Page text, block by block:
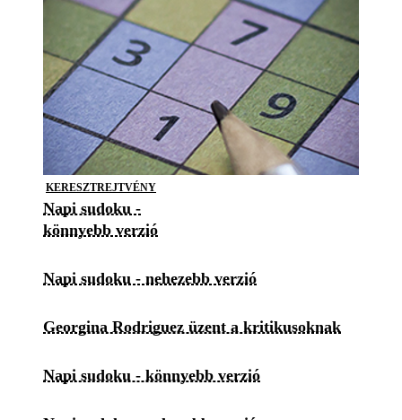
KERESZTREJTVÉNY
Napi sudoku -
könnyebb verzió
Napi sudoku - nehezebb verzió
Georgina Rodriguez üzent a kritikusoknak
Napi sudoku - könnyebb verzió